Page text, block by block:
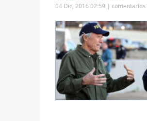
04 Dic, 2016 02:59 | comentarios